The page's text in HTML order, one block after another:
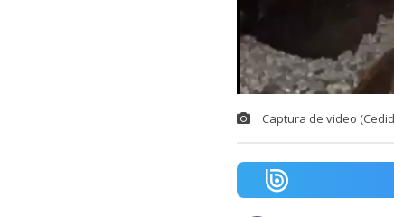
Captura de video